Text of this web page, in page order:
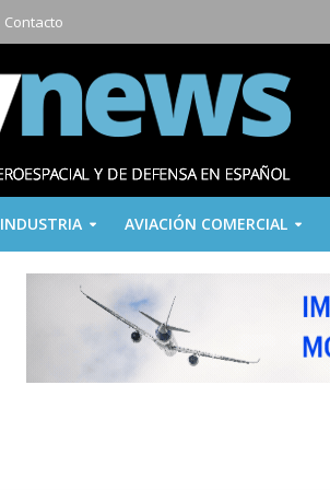
Contacto
INDUSTRIA AVIACIÓN COMERCIAL